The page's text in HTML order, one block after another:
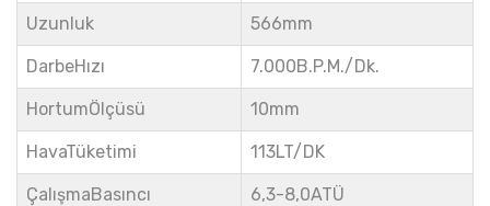
Uzunluk 566mm
DarbeHızı 7.000B.P.M./Dk.
HortumÖlçüsü 10mm
HavaTüketimi 113LT/DK
ÇalışmaBasıncı 6,3-8,0ATÜ